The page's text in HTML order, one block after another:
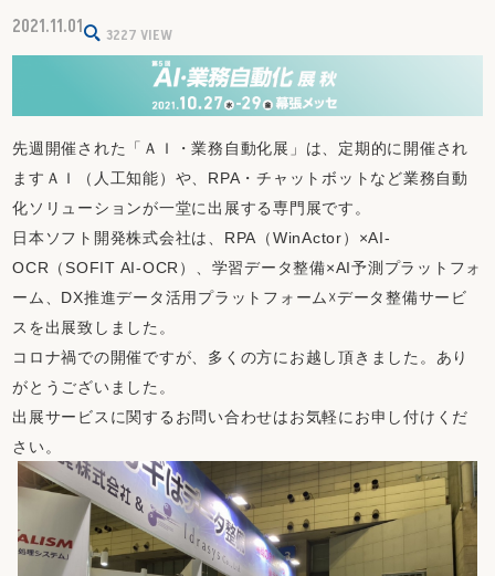
2021.11.01 3227 VIEW
先週開催された「ＡＩ・業務自動化展」は、定期的に開催され
ますＡＩ（人工知能）や、RPA・チャットボットなど業務自動
化ソリューションが一堂に出展する専門展です。
日本ソフト開発株式会社は、RPA（WinActor）×AI-
OCR（SOFIT AI-OCR）、学習データ整備×AI予測プラットフォ
ーム、DX推進データ活用プラットフォーム☓データ整備サービ
スを出展致しました。
コロナ禍での開催ですが、多くの方にお越し頂きました。あり
がとうございました。
出展サービスに関するお問い合わせはお気軽にお申し付けくだ
さい。